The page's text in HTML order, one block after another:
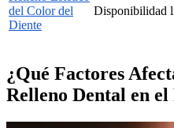
del Color del
Diente
Disponibilidad
¿Qué Factores
Relleno Dental en